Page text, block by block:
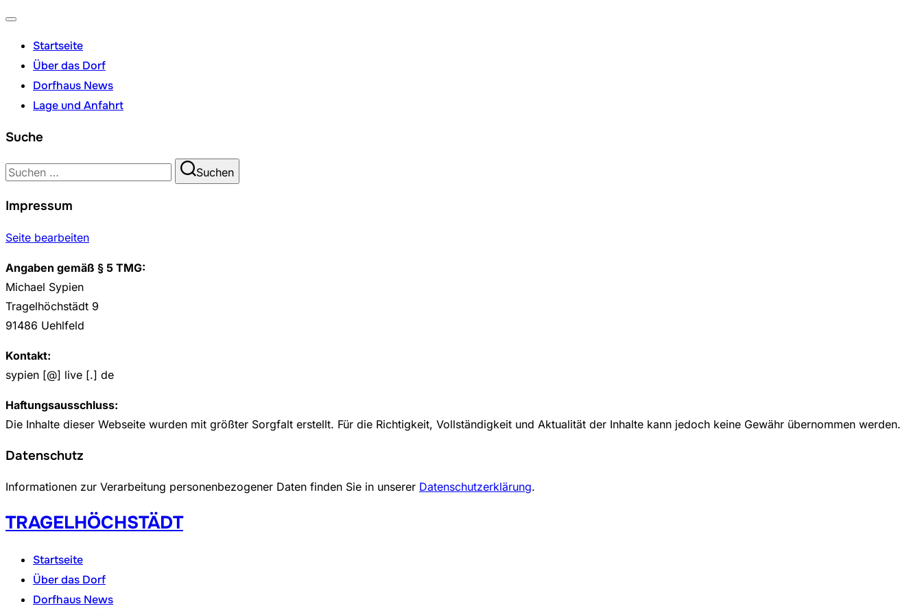
umschalten
Startseite
Über das Dorf
Dorfhaus News
Lage und Anfahrt
Suche
Suchen
Suchen
Impressum
Seite bearbeiten
Angaben gemäß § 5 TMG:
Michael Sypien
Tragelhöchstädt 9
91486 Uehlfeld
Kontakt:
sypien [@] live [.] de
Haftungsausschluss:
Die Inhalte dieser Webseite wurden mit größter Sorgfalt erstellt. Für die Richtigkeit, Vollständigkeit und Aktualität der Inhalte kann jedoch keine Gewähr übernommen werden.
Datenschutz
Informationen zur Verarbeitung personenbezogener Daten finden Sie in unserer Datenschutzerklärung.
Zum
Inhalt
springen
TRAGELHÖCHSTÄDT
Startseite
Über das Dorf
Dorfhaus News